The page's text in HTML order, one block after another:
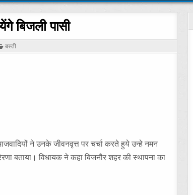
बिजली पासी
POSTED
IN
बस्ती
ने उनके जीवनवृत्त पर चर्चा करते हुये उन्हे नमन
बताया। विधायक ने कहा बिजनौर शहर की स्थापना का